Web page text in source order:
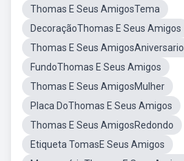
Thomas E Seus AmigosTema
DecoraçãoThomas E Seus Amigos
Thomas E Seus AmigosAniversario
FundoThomas E Seus Amigos
Thomas E Seus AmigosMulher
Placa DoThomas E Seus Amigos
Thomas E Seus AmigosRedondo
Etiqueta TomasE Seus Amigos